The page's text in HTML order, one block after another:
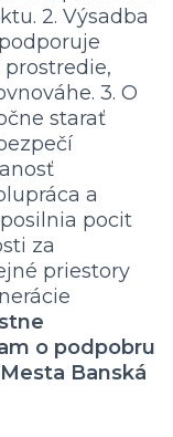
2. Výsadba
3. O
starať
a
pocit
za
priestory
o podpobru
Banská